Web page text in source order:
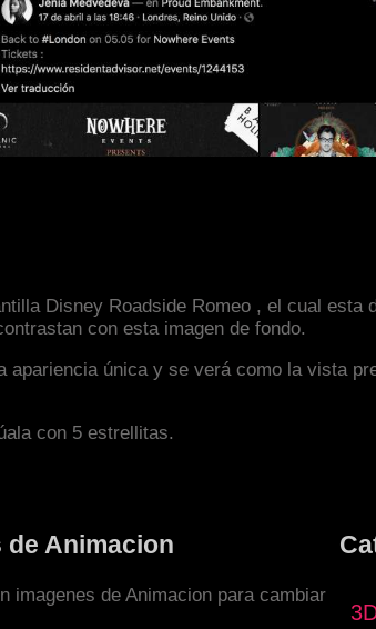
Disney Roadside Romeo , el cual esta
con esta imagen de fondo.
única y se verá como la vista
con 5 estrellitas.
Animacion
imagenes de Animacion para cambiar